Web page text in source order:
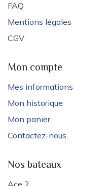
FAQ
Mentions légales
CGV
Mon compte
Mes informations
Mon historique
Mon panier
Contactez-nous
Nos bateaux